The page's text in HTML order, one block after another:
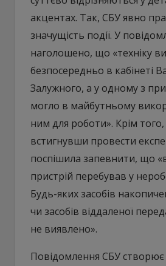
акцентах. Так, СБУ явно
значущість події. У
наголошено, що «техніку
безпосередньо в кабінеті
Залужного, а у одному з
могло в майбутньому
ним для роботи». Крім
встигнувши провести
поспішила запевнити, що
пристрій перебував у
Будь-яких засобів
чи засобів віддаленої
не виявлено».
Повідомлення СБУ